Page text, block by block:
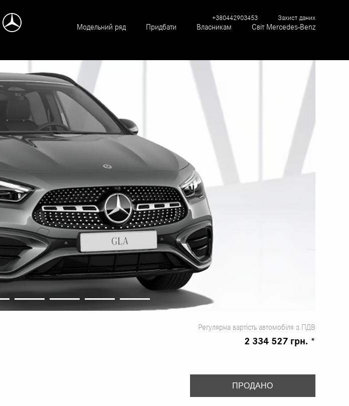
Захист даних
+380442903453
Модельний ряд Придбати Власникам Світ Mercedes-Benz
Регулярна вартість автомобіля з ПДВ
2 334 527 грн. *
ПРОДАНО